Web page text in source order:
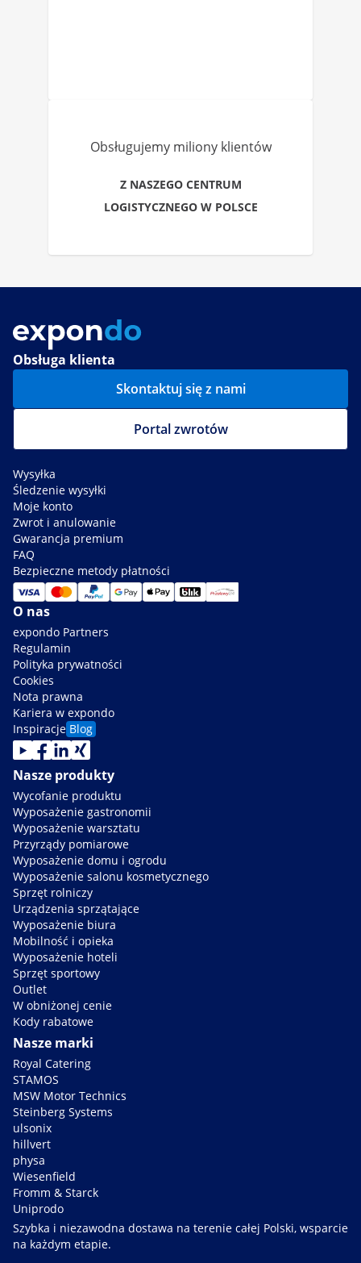
Obsługujemy miliony klientów
Z NASZEGO CENTRUM
LOGISTYCZNEGO W POLSCE
Obsługa klienta
Skontaktuj się z nami
Portal zwrotów
Wysyłka
Śledzenie wysyłki
Moje konto
Zwrot i anulowanie
Gwarancja premium
FAQ
Bezpieczne metody płatności
O nas
expondo Partners
Regulamin
Polityka prywatności
Cookies
Nota prawna
Kariera w expondo
Inspiracje Blog
Nasze produkty
Wycofanie produktu
Wyposażenie gastronomii
Wyposażenie warsztatu
Przyrządy pomiarowe
Wyposażenie domu i ogrodu
Wyposażenie salonu kosmetycznego
Sprzęt rolniczy
Urządzenia sprzątające
Wyposażenie biura
Mobilność i opieka
Wyposażenie hoteli
Sprzęt sportowy
Outlet
W obniżonej cenie
Kody rabatowe
Nasze marki
Royal Catering
STAMOS
MSW Motor Technics
Steinberg Systems
ulsonix
hillvert
physa
Wiesenfield
Fromm & Starck
Uniprodo
Szybka i niezawodna dostawa na terenie całej Polski, wsparcie
na każdym etapie.